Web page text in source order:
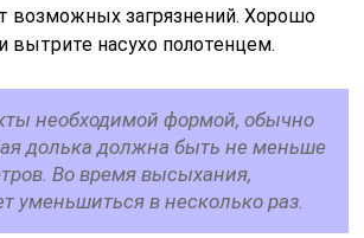
возможных загрязнений. Хорошо
вытрите насухо полотенцем.
необходимой формой, обычно
долька должна быть не меньше
Во время высыхания,
уменьшиться в несколько раз.